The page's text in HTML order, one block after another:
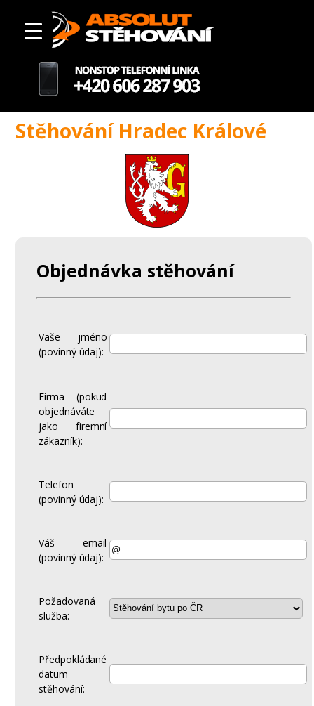
Stěhování Hradec Králové
Objednávka stěhování
Vaše jméno
(povinný údaj):
Firma (pokud
objednáváte
jako firemní
zákazník):
Telefon
(povinný údaj):
Váš email
(povinný údaj):
Požadovaná
služba:
Předpokládané
datum
stěhování: